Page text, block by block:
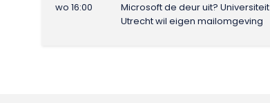
wo 16:00
Microsoft de deur uit? Universiteit
Utrecht wil eigen mailomgeving